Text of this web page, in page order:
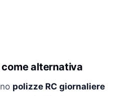
alternativa
polizze RC giornaliere